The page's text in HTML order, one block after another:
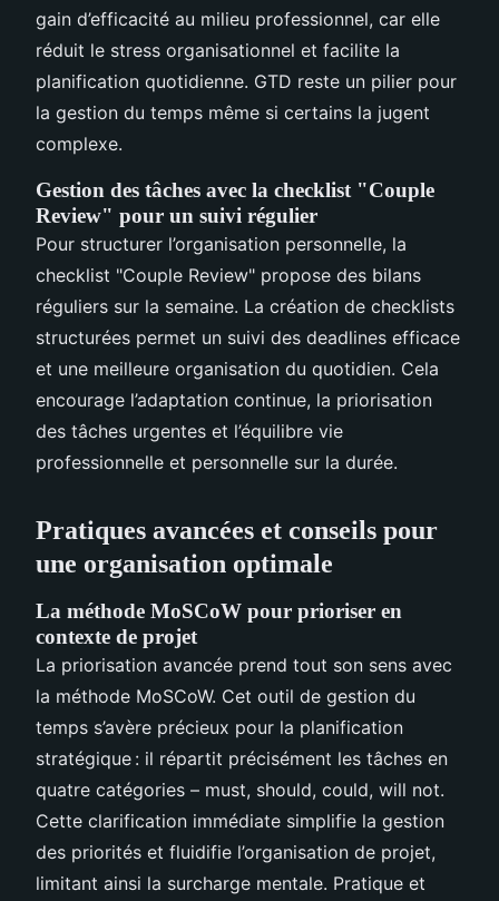
gain d’efficacité au milieu professionnel, car elle
réduit le stress organisationnel et facilite la
planification quotidienne. GTD reste un pilier pour
la gestion du temps même si certains la jugent
complexe.
Gestion des tâches avec la checklist "Couple
Review" pour un suivi régulier
Pour structurer l’organisation personnelle, la
checklist "Couple Review" propose des bilans
réguliers sur la semaine. La création de checklists
structurées permet un suivi des deadlines efficace
et une meilleure organisation du quotidien. Cela
encourage l’adaptation continue, la priorisation
des tâches urgentes et l’équilibre vie
professionnelle et personnelle sur la durée.
Pratiques avancées et conseils pour
une organisation optimale
La méthode MoSCoW pour prioriser en
contexte de projet
La priorisation avancée prend tout son sens avec
la méthode MoSCoW. Cet outil de gestion du
temps s’avère précieux pour la planification
stratégique : il répartit précisément les tâches en
quatre catégories – must, should, could, will not.
Cette clarification immédiate simplifie la gestion
des priorités et fluidifie l’organisation de projet,
limitant ainsi la surcharge mentale. Pratique et